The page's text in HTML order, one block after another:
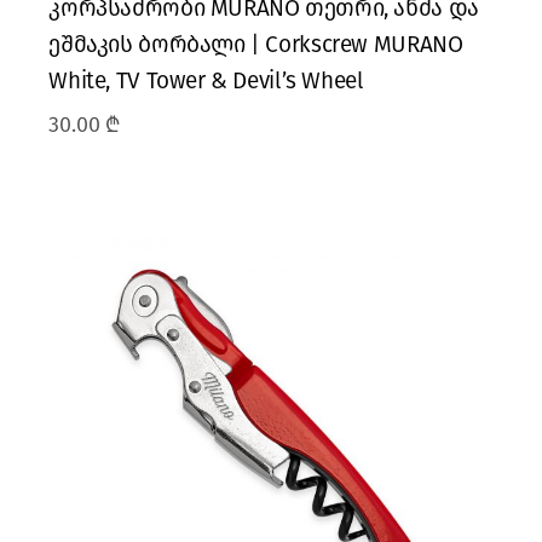
კორპსაძრობი MURANO თეთრი, ანძა და
ეშმაკის ბორბალი | Corkscrew MURANO
White, TV Tower & Devil’s Wheel
30.00 ₾